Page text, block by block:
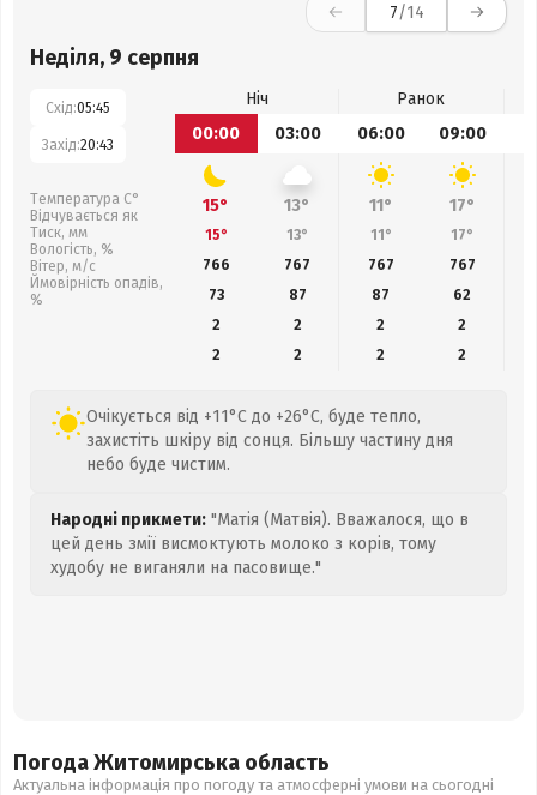
7/14
Неділя, 9 серпня
Схід:05:45
Захід:20:43
Температура С°
Відчувається як
Тиск, мм
Вологість, %
Вітер, м/с
Ймовірність опадів,
%
Ніч
Ранок
00:00
03:00 06:00 09:00
15° 13° 11° 17°
15° 13° 11° 17°
766
767 767 767
73
87 87 62
2
2 2
2
2
2 2 2
Очікується від +11°C до +26°C, буде тепло,
захистіть шкіру від сонця. Більшу частину дня
небо буде чистим.
Народні прикмети: "Матія (Матвія). Вважалося, що в
цей день змії висмоктують молоко з корів, тому
худобу не виганяли на пасовище."
Погода Житомирська область
Актуальна інформація про погоду та атмосферні умови на сьогодні